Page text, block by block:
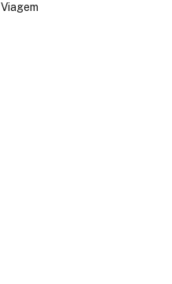
Viagem